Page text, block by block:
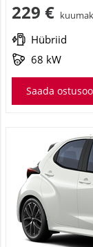
229 €
Hübriid
68 kW
Saada